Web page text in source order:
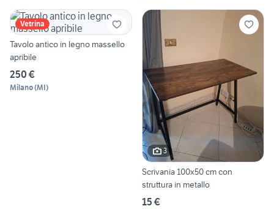
Vetrina
Tavolo antico in legno massello
apribile
250 €
Milano(MI)
3
Scrivania 100x50 cm con
struttura in metallo
15 €